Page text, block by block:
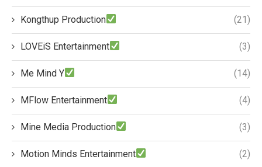
Kongthup Production (21)
LOVEiS Entertainment (3)
Me Mind Y (14)
MFlow Entertainment (4)
Mine Media Production (3)
Motion Minds Entertainment (2)